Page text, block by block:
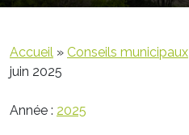
Accueil » Conseils municipaux
juin 2025
Année : 2025